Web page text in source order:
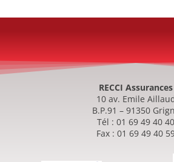
RECCI Assurances
10 av. Emile
B.P.91 – 91350
Tél : 01 69 49 40 40
Fax : 01 69 49 40